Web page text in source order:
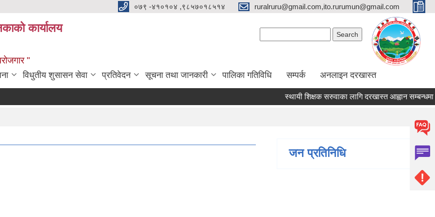
०७९ -४१०१०४ ,९८५७०१८५१४ ruralruru@gmail.com,ito.rurumun@gmail.com
कार्यालय
"
विधुतीय शुसासन सेवा प्रतिवेदन सूचना तथा जानकारी पालिका गतिविधि सम्पर्क अनलाइन दरखास्त
स्थायी शिक्षक सरुवाका लागि दरखास्त आह्वान सम्बन्धमा।
जन प्रतिनिधि